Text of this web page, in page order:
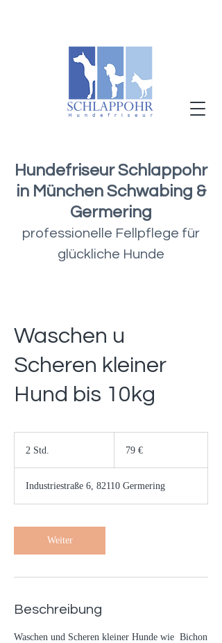
Hundefriseur Schlappohr
in München Schwabing &
Germering
professionelle Fellpflege für
glückliche Hunde
Waschen u
Scheren kleiner
Hund bis 10kg
2 Std.
d
.
79 €
Industriestraße 6, 82110 Germering
Weiter
Beschreibung
Waschen und Scheren kleiner Hunde wie Bichon